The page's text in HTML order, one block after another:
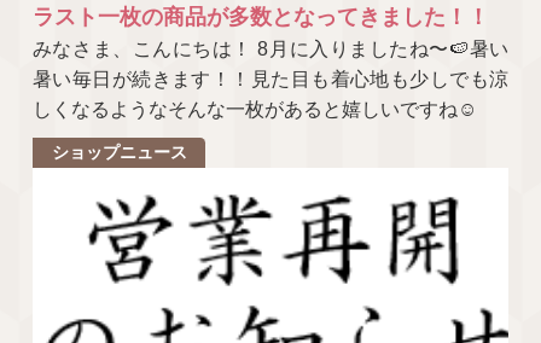
ラスト一枚の商品が多数となってきました！！
みなさま、こんにちは！ 8月に入りましたね〜🍉暑い
暑い毎日が続きます！！見た目も着心地も少しでも涼
しくなるようなそんな一枚があると嬉しいですね☺
ショップニュース